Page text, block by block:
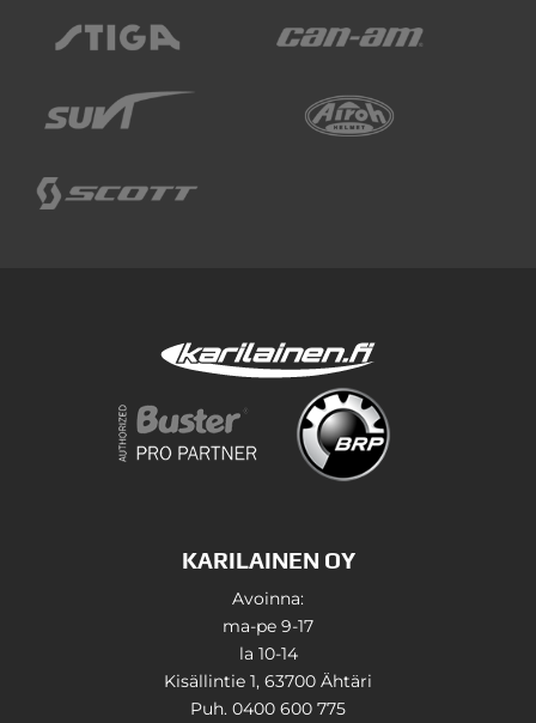
KARILAINEN OY
Avoinna:
ma-pe 9-17
la 10-14
Kisällintie 1, 63700 Ähtäri
Puh. 0400 600 775